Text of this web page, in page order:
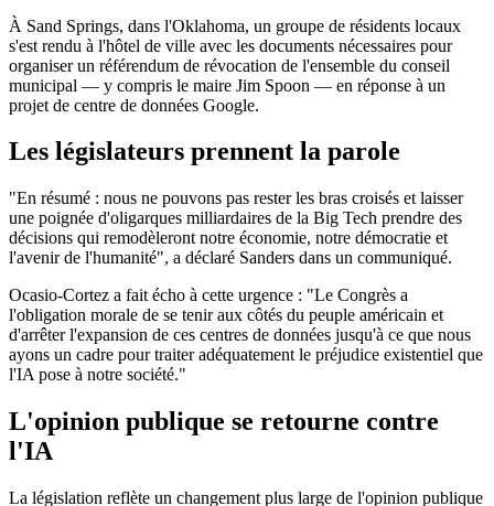
À Sand Springs, dans l'Oklahoma, un groupe de résidents locaux
s'est rendu à l'hôtel de ville avec les documents nécessaires pour
organiser un référendum de révocation de l'ensemble du conseil
municipal — y compris le maire Jim Spoon — en réponse à un
projet de centre de données Google.
Les législateurs prennent la parole
"En résumé : nous ne pouvons pas rester les bras croisés et laisser
une poignée d'oligarques milliardaires de la Big Tech prendre des
décisions qui remodèleront notre économie, notre démocratie et
l'avenir de l'humanité", a déclaré Sanders dans un communiqué.
Ocasio-Cortez a fait écho à cette urgence : "Le Congrès a
l'obligation morale de se tenir aux côtés du peuple américain et
d'arrêter l'expansion de ces centres de données jusqu'à ce que nous
ayons un cadre pour traiter adéquatement le préjudice existentiel que
l'IA pose à notre société."
L'opinion publique se retourne contre
l'IA
La législation reflète un changement plus large de l'opinion publique